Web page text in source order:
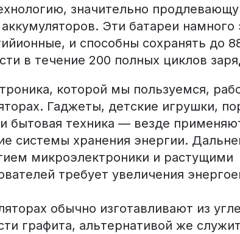
значительно
Эти батареи намного
и способны сохранять до
в течение 200 полных циклов
которой мы пользуемся,
Гаджеты, детские игрушки,
бытовая техника — везде
системы хранения энергии.
микроэлектроники и растущими
требует увеличения
обычно изготавливают из
графита, альтернативой же служит